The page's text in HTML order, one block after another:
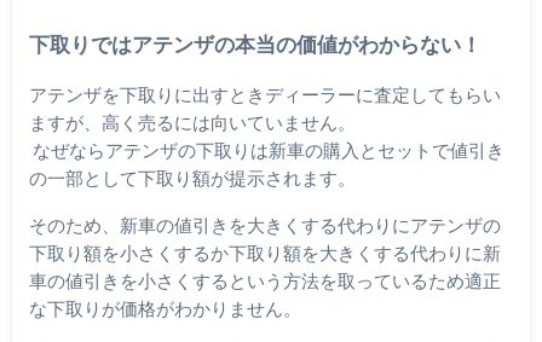
下取りではアテンザの本当の価値がわからない！
アテンザを下取りに出すときディーラーに査定してもらい
ますが、高く売るには向いていません。
なぜならアテンザの下取りは新車の購入とセットで値引き
の一部として下取り額が提示されます。
そのため、新車の値引きを大きくする代わりにアテンザの
下取り額を小さくするか下取り額を大きくする代わりに新
車の値引きを小さくするという方法を取っているため適正
な下取りが価格がわかりません。